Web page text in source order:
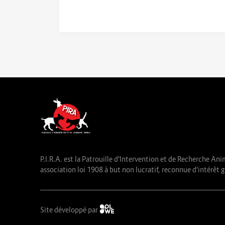
P.I.R.A. est la Patrouille d’Intervention et de Recherche
association loi 1908 à but non lucratif, reconnue d’intérêt
Site développé par